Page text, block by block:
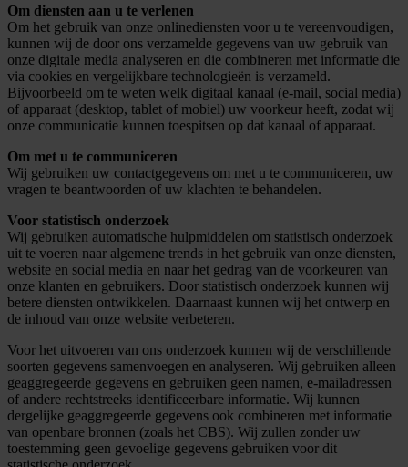
Om diensten aan u te verlenen
Om het gebruik van onze onlinediensten voor u te vereenvoudigen,
kunnen wij de door ons verzamelde gegevens van uw gebruik van
onze digitale media analyseren en die combineren met informatie die
via cookies en vergelijkbare technologieën is verzameld.
Bijvoorbeeld om te weten welk digitaal kanaal (e-mail, social media)
of apparaat (desktop, tablet of mobiel) uw voorkeur heeft, zodat wij
onze communicatie kunnen toespitsen op dat kanaal of apparaat.
Om met u te communiceren
Wij gebruiken uw contactgegevens om met u te communiceren, uw
vragen te beantwoorden of uw klachten te behandelen.
Voor statistisch onderzoek
Wij gebruiken automatische hulpmiddelen om statistisch onderzoek
uit te voeren naar algemene trends in het gebruik van onze diensten,
website en social media en naar het gedrag van de voorkeuren van
onze klanten en gebruikers. Door statistisch onderzoek kunnen wij
betere diensten ontwikkelen. Daarnaast kunnen wij het ontwerp en
de inhoud van onze website verbeteren.
Voor het uitvoeren van ons onderzoek kunnen wij de verschillende
soorten gegevens samenvoegen en analyseren. Wij gebruiken alleen
geaggregeerde gegevens en gebruiken geen namen, e-mailadressen
of andere rechtstreeks identificeerbare informatie. Wij kunnen
dergelijke geaggregeerde gegevens ook combineren met informatie
van openbare bronnen (zoals het CBS). Wij zullen zonder uw
toestemming geen gevoelige gegevens gebruiken voor dit